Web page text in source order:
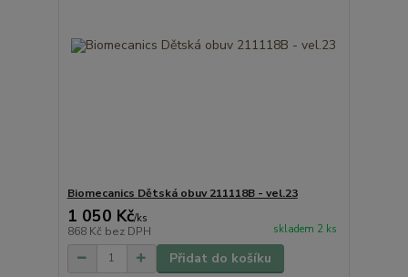
Biomecanics Dětská obuv 211118B - vel.23
1 050 Kč/ks
868 Kč bez DPH skladem 2 ks
Přidat do košíku